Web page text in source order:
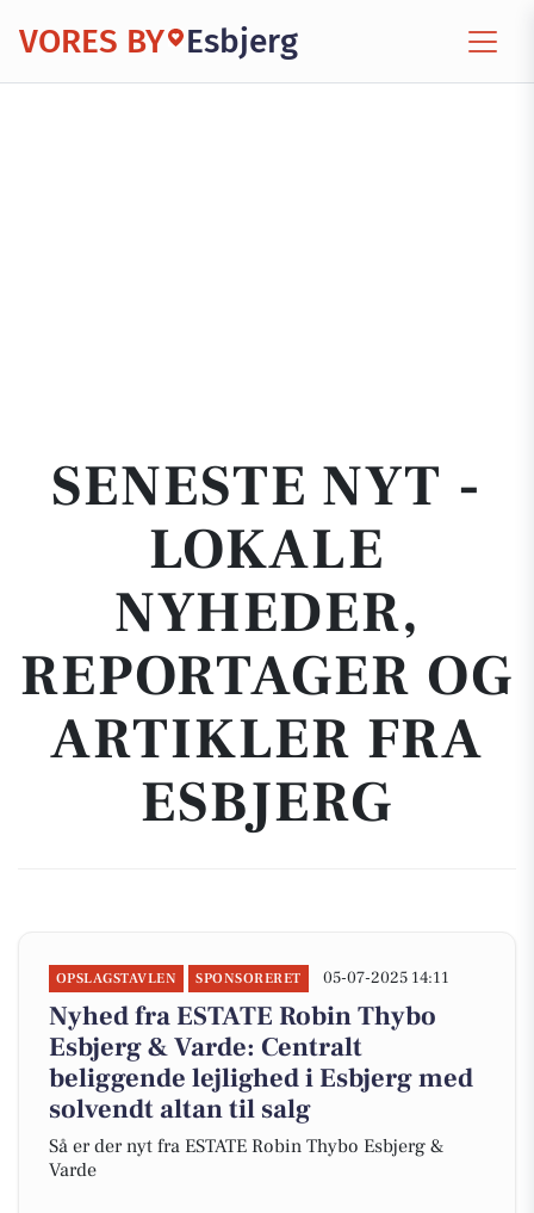
VORES BY Esbjerg
SENESTE NYT -
LOKALE
NYHEDER,
REPORTAGER OG
ARTIKLER FRA
ESBJERG
OPSLAGSTAVLEN SPONSORERET 05-07-2025 14:11
Nyhed fra ESTATE Robin Thybo
Esbjerg & Varde: Centralt
beliggende lejlighed i Esbjerg med
solvendt altan til salg
Så er der nyt fra ESTATE Robin Thybo Esbjerg &
Varde